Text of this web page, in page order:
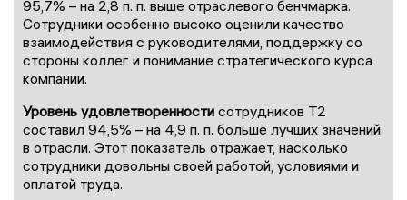
95,7% – на 2,8 п. п. выше отраслевого бенчмарка.
Сотрудники особенно высоко оценили качество
взаимодействия с руководителями, поддержку со
стороны коллег и понимание стратегического курса
компании.
Уровень удовлетворенности сотрудников Т2
составил 94,5% – на 4,9 п. п. больше лучших значений
в отрасли. Этот показатель отражает, насколько
сотрудники довольны своей работой, условиями и
оплатой труда.